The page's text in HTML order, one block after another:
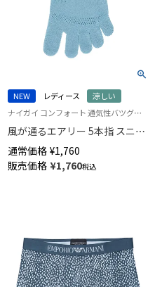
NEW レディース
涼しい
ナイガイ コンフォート 通気性バツグン さらさらタッチ 日本製 婦人 靴下
風が通るエアリー 5本指 スニー
カー丈 ソックス 親指セパレー
ト設計 抗菌防臭 NAIGAI
COMFORT レディース ソックス
通常価格 ¥1,760
販売価格 ¥1,760税込